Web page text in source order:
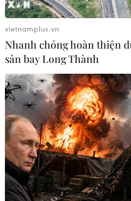
vietnamplus.vn
Nhanh chóng hoàn thiện
sân bay Long Thành